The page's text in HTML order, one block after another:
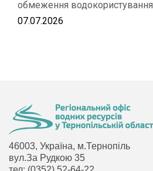
обмеження водокористування
07.07.2026
46003, Україна, м.Тернопіль
вул.За Рудкою 35